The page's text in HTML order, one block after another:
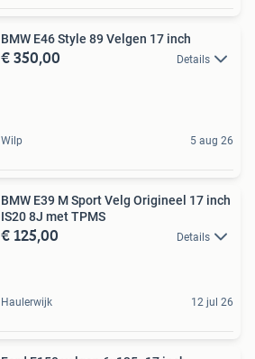
BMW E46 Style 89 Velgen 17 inch
€ 350,00 Details
Wilp 5 aug 26
BMW E39 M Sport Velg Origineel 17 inch
IS20 8J met TPMS
€ 125,00 Details
Haulerwijk 12 jul 26